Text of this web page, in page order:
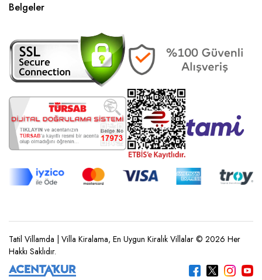
Belgeler
Tatil Villamda | Villa Kiralama, En Uygun Kiralık Villalar © 2026 Her
Hakkı Saklıdır.